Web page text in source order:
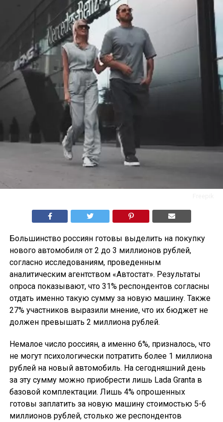
Большинство россиян готовы выделить на покупку
нового автомобиля от 2 до 3 миллионов рублей,
согласно исследованиям, проведенным
аналитическим агентством «Автостат». Результаты
опроса показывают, что 31% респондентов согласны
отдать именно такую сумму за новую машину. Также
27% участников выразили мнение, что их бюджет не
должен превышать 2 миллиона рублей.
Немалое число россиян, а именно 6%, призналось, что
не могут психологически потратить более 1 миллиона
рублей на новый автомобиль. На сегодняшний день
за эту сумму можно приобрести лишь Lada Granta в
базовой комплектации. Лишь 4% опрошенных
готовы заплатить за новую машину стоимостью 5-6
миллионов рублей, столько же респондентов